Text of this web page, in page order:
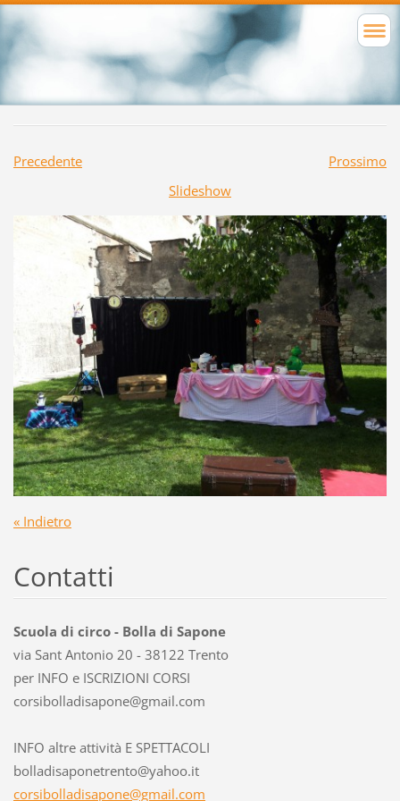
Precedente
Prossimo
Slideshow
« Indietro
Contatti
Scuola di circo - Bolla di Sapone
via Sant Antonio 20 - 38122 Trento
per INFO e ISCRIZIONI CORSI
corsibolladisapone@gmail.com
INFO altre attività E SPETTACOLI
bolladisaponetrento@yahoo.it
corsibolladisapone@gmail.com